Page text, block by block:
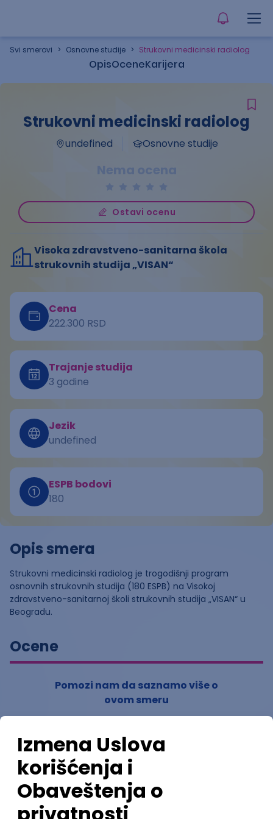
Svi smerovi > Osnovne studije > Strukovni medicinski radiolog
OpisOceneKarijera
Strukovni medicinski radiolog
undefined Osnovne studije
Nema ocena
Ostavi ocenu
Visoka zdravstveno-sanitarna škola
strukovnih studija „VISAN“
Cena
222.300 RSD
Trajanje studija
3 godine
Jezik
undefined
ESPB bodovi
180
Opis smera
Strukovni medicinski radiolog je trogodišnji program
osnovnih strukovnih studija (180 ESPB) na Visokoj
zdravstveno-sanitarnoj školi strukovnih studija „VISAN“ u
Beogradu.
Ocene
Pomozi nam da saznamo više o
ovom smeru
(0ocena)
Ostavi ocenu
Nastavni kadar